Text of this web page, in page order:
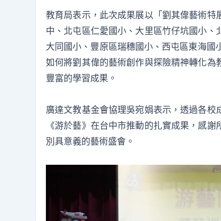
教育局表示，此次成果展以「劉其偉藝術
中、北屯區仁愛國小、大里區竹仔坑國小
大同國小、豐原區瑞穗國小、西屯區東海
如何將劉其偉的藝術創作與探險精神轉化
豐富的學習成果。
廣達文教基金會協理吳宛娟表示，透過各
《游於藝》在台中市推動的扎實成果，感
別具意義的藝術盛會。